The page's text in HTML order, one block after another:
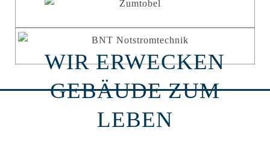
WIR ERWECKEN
GEBÄUDE ZUM
LEBEN